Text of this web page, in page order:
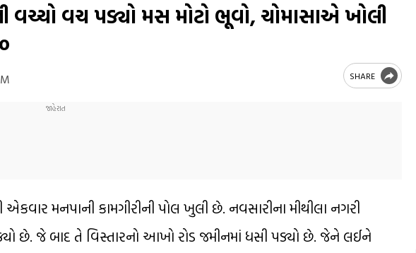
વચ્ચો વચ પડ્યો મસ મોટો ભૂવો, ચોમાસાએ ખોલી
SHARE
મનપાની કામગીરીની પોલ ખુલી છે. નવસારીના મીથીલા નગરી
છે. જે બાદ તે વિસ્તારનો આખો રોડ જમીનમાં ધસી પડ્યો છે. જેને લઈને